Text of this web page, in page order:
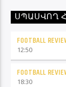
ՍՊԱՍՎՈՂ
FOOTBALL
12:50
FOOTBALL
18:30